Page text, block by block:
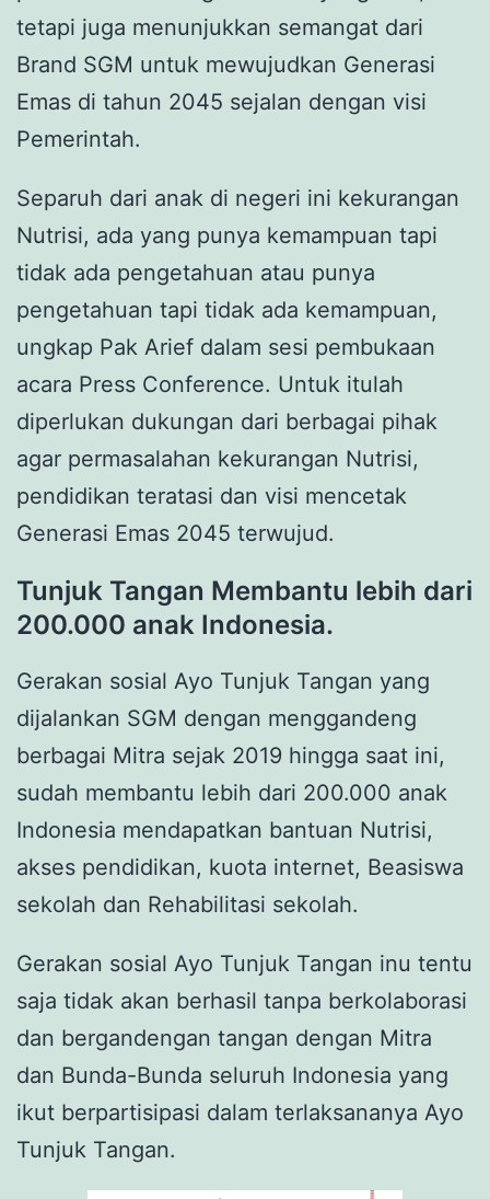
tetapi juga menunjukkan semangat dari
Brand SGM untuk mewujudkan Generasi
Emas di tahun 2045 sejalan dengan visi
Pemerintah.
Separuh dari anak di negeri ini kekurangan
Nutrisi, ada yang punya kemampuan tapi
tidak ada pengetahuan atau punya
pengetahuan tapi tidak ada kemampuan,
ungkap Pak Arief dalam sesi pembukaan
acara Press Conference. Untuk itulah
diperlukan dukungan dari berbagai pihak
agar permasalahan kekurangan Nutrisi,
pendidikan teratasi dan visi mencetak
Generasi Emas 2045 terwujud.
Tunjuk Tangan Membantu lebih dari
200.000 anak Indonesia.
Gerakan sosial Ayo Tunjuk Tangan yang
dijalankan SGM dengan menggandeng
berbagai Mitra sejak 2019 hingga saat ini,
sudah membantu lebih dari 200.000 anak
Indonesia mendapatkan bantuan Nutrisi,
akses pendidikan, kuota internet, Beasiswa
sekolah dan Rehabilitasi sekolah.
Gerakan sosial Ayo Tunjuk Tangan inu tentu
saja tidak akan berhasil tanpa berkolaborasi
dan bergandengan tangan dengan Mitra
dan Bunda-Bunda seluruh Indonesia yang
ikut berpartisipasi dalam terlaksananya Ayo
Tunjuk Tangan.